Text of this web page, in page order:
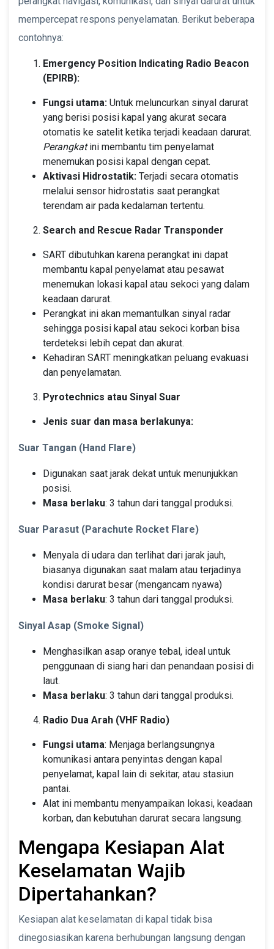
mempercepat respons penyelamatan. Berikut beberapa
contohnya:
Emergency Position Indicating Radio Beacon
(EPIRB):
Fungsi utama: Untuk meluncurkan sinyal darurat
yang berisi posisi kapal yang akurat secara
otomatis ke satelit ketika terjadi keadaan darurat.
Perangkatini membantu tim penyelamat
menemukan posisi kapal dengan cepat.
Aktivasi Hidrostatik: Terjadi secara otomatis
melalui sensor hidrostatis saat perangkat
terendam air pada kedalaman tertentu.
Search and Rescue Radar Transponder
SART dibutuhkan karena perangkat ini dapat
membantu kapal penyelamat atau pesawat
menemukan lokasi kapal atau sekoci yang dalam
keadaan darurat.
Perangkat ini akan memantulkan sinyal radar
sehingga posisi kapal atau sekoci korban bisa
terdeteksi lebih cepat dan akurat.
Kehadiran SART meningkatkan peluang evakuasi
dan penyelamatan.
Pyrotechnics atau Sinyal Suar
Jenis suar dan masa berlakunya:
Suar Tangan (Hand Flare)
Digunakan saat jarak dekat untuk menunjukkan
posisi.
Masa berlaku: 3 tahun dari tanggal produksi.
Suar Parasut (Parachute Rocket Flare)
Menyala di udara dan terlihat dari jarak jauh,
biasanya digunakan saat malam atau terjadinya
kondisi darurat besar (mengancam nyawa)
Masa berlaku: 3 tahun dari tanggal produksi.
Sinyal Asap (Smoke Signal)
Menghasilkan asap oranye tebal, ideal untuk
penggunaan di siang hari dan penandaan posisi di
laut.
Masa berlaku: 3 tahun dari tanggal produksi.
Radio Dua Arah (VHF Radio)
Fungsi utama: Menjaga berlangsungnya
komunikasi antara penyintas dengan kapal
penyelamat, kapal lain di sekitar, atau stasiun
pantai.
Alat ini membantu menyampaikan lokasi, keadaan
korban, dan kebutuhan darurat secara langsung.
Mengapa Kesiapan Alat
Keselamatan Wajib
Dipertahankan?
Kesiapan alat keselamatan di kapal tidak bisa
dinegosiasikan karena berhubungan langsung dengan